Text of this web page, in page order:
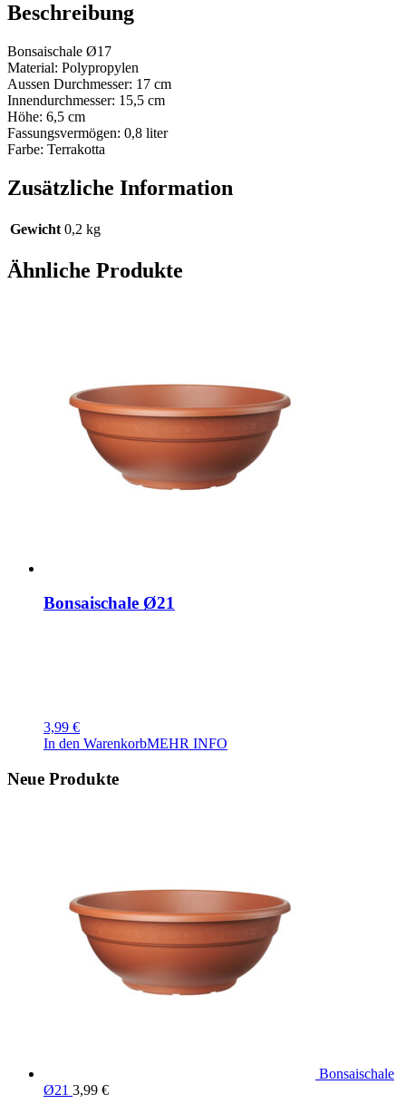
Beschreibung
Bonsaischale Ø17
Material: Polypropylen
Aussen Durchmesser: 17 cm
Innendurchmesser: 15,5 cm
Höhe: 6,5 cm
Fassungsvermögen: 0,8 liter
Farbe: Terrakotta
Zusätzliche Information
Gewicht 0,2 kg
Ähnliche Produkte
Bonsaischale Ø21
3,99 €
In den WarenkorbMEHR INFO
Neue Produkte
Bonsaischale
Ø21 3,99 €